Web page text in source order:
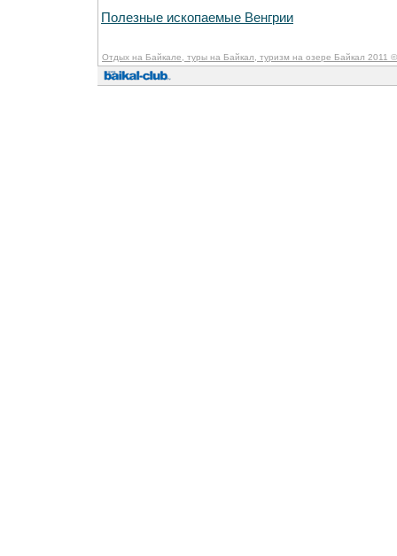
Полезные ископаемые Венгрии
Отдых на Байкале, туры на Байкал, туризм на озере Байкал 2011